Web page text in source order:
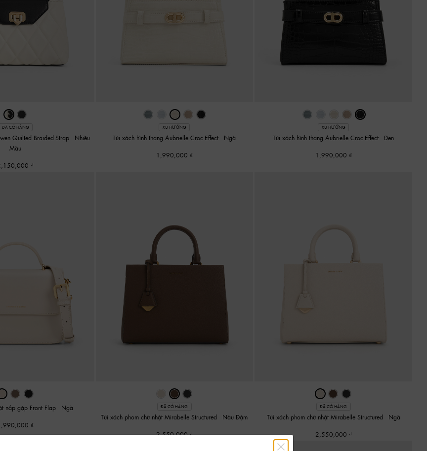
ĐÃ CÓ HÀNG
Quilted Braided-Strap
Nhiều
Màu
XU HƯỚNG
Túi xách hình thang Aubrielle Croc-Effect
Ngà
1,990,000
XU HƯỚNG
Túi xách hình thang Aubrielle Croc-Effect -Đen
1,990,000
nắp gập Front Flap
Ngà
ĐÃ CÓ HÀNG
Túi xách phom chữ nhật Mirabelle Structured
Nâu Đậm
2,550,000
ĐÃ CÓ HÀNG
Túi xách phom chữ nhật Mirabelle Structured
Ngà
2,550,000